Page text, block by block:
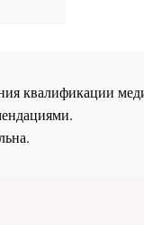
квалификации